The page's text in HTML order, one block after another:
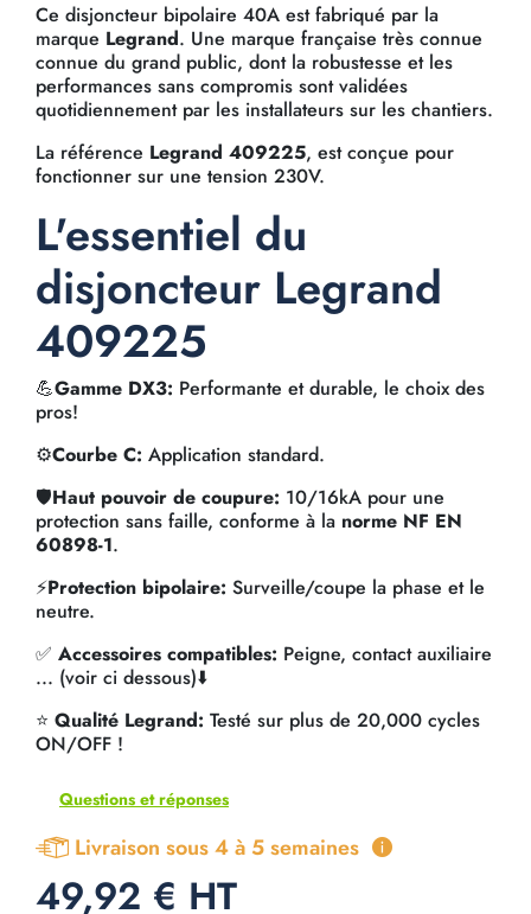
Ce disjoncteur bipolaire 40A est fabriqué par la
marque Legrand. Une marque française très connue
connue du grand public, dont la robustesse et les
performances sans compromis sont validées
quotidiennement par les installateurs sur les chantiers.
La référence Legrand 409225, est conçue pour
fonctionner sur une tension 230V.
L'essentiel du
disjoncteur Legrand
409225
💪Gamme DX3: Performante et durable, le choix des
pros!
⚙️Courbe C: Application standard.
🛡️Haut pouvoir de coupure: 10/16kA pour une
protection sans faille, conforme à la norme NF EN
60898-1.
⚡Protection bipolaire: Surveille/coupe la phase et le
neutre.
✅ Accessoires compatibles: Peigne, contact auxiliaire
... (voir ci dessous)⬇️
⭐ Qualité Legrand: Testé sur plus de 20,000 cycles
ON/OFF !
Questions et réponses
Livraison sous 4 à 5 semaines
49,92 € HT